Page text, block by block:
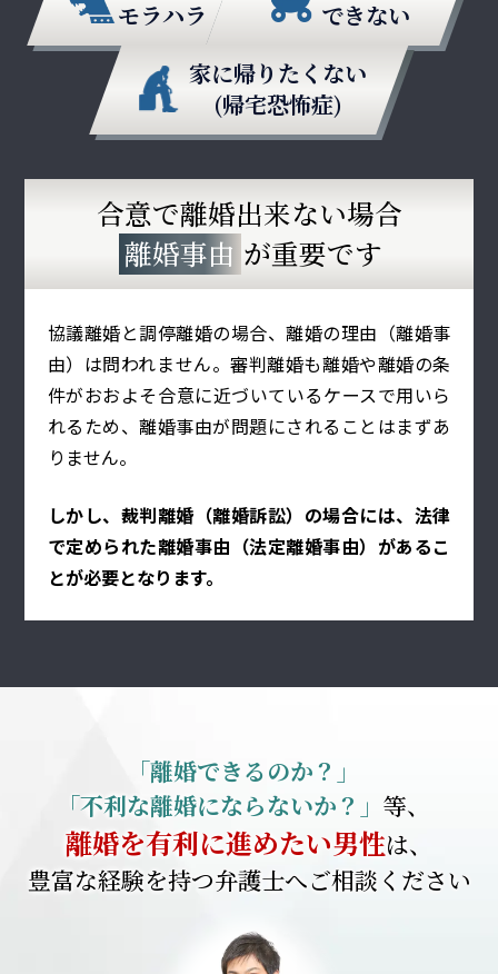
モラハラ
できない
家に帰りたくない
(帰宅恐怖症)
合意で離婚出来ない場合
離婚事由 が重要です
協議離婚と調停離婚の場合、離婚の理由（離婚事
由）は問われません。審判離婚も離婚や離婚の条
件がおおよそ合意に近づいているケースで用いら
れるため、離婚事由が問題にされることはまずあ
りません。
しかし、裁判離婚（離婚訴訟）の場合には、法律
で定められた離婚事由（法定離婚事由）があるこ
とが必要となります。
「離婚できるのか？」
「不利な離婚にならないか？」 等、
離婚を有利に進めたい男性は、
豊富な経験を持つ弁護士へご相談ください